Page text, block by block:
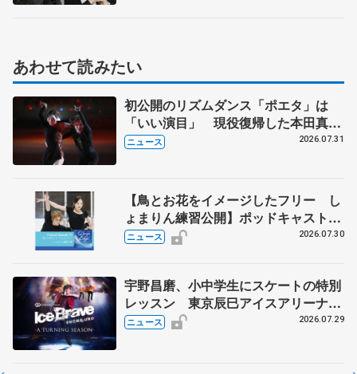
あわせて読みたい
初公開のリズムダンス「ポエタ」は
「いい演目」 現役復帰した本田真
凜、宇野昌磨組がアイスショー
ニュース 2026.07.31
【鳥とお花をイメージしたフリー し
ょまりん練習公開】ポッドキャスト
#75を配信
ニュース 2026.07.30
宇野昌磨、小中学生にスケートの特別
レッスン 東京辰巳アイスアリーナ
で、「Ice Brave -A TURNING
ニュース 2026.07.29